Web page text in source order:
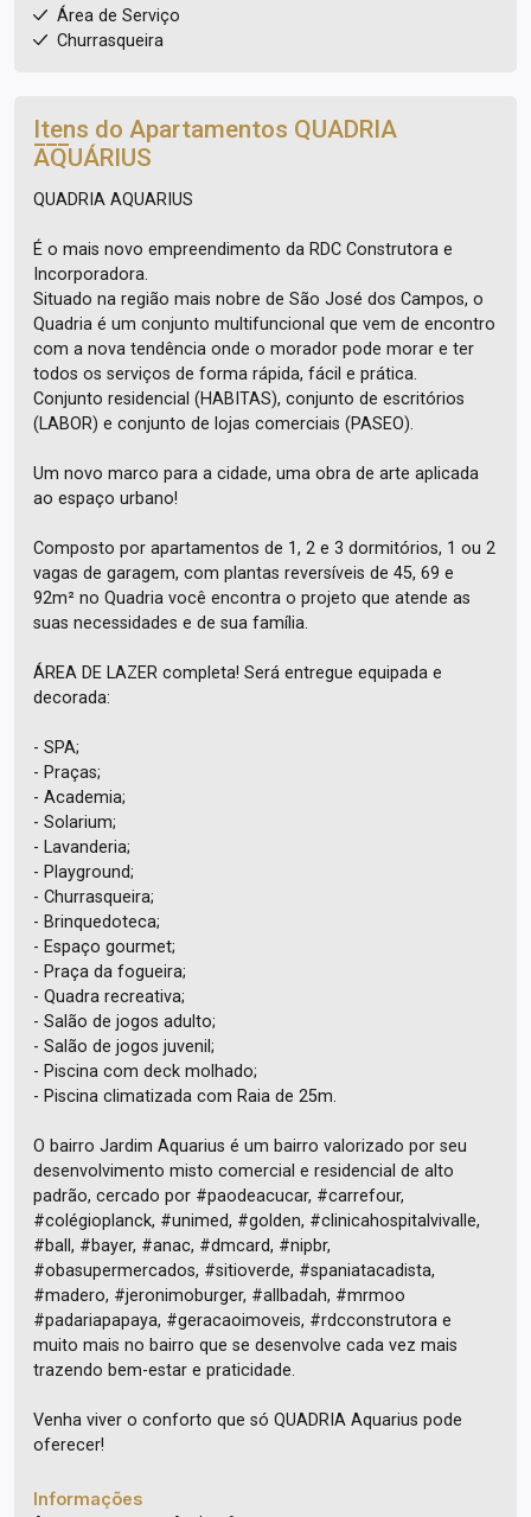
Área de Serviço
Churrasqueira
Itens do Apartamentos QUADRIA
AQUÁRIUS
QUADRIA AQUARIUS
É o mais novo empreendimento da RDC Construtora e
Incorporadora.
Situado na região mais nobre de São José dos Campos, o
Quadria é um conjunto multifuncional que vem de encontro
com a nova tendência onde o morador pode morar e ter
todos os serviços de forma rápida, fácil e prática.
Conjunto residencial (HABITAS), conjunto de escritórios
(LABOR) e conjunto de lojas comerciais (PASEO).
Um novo marco para a cidade, uma obra de arte aplicada
ao espaço urbano!
Composto por apartamentos de 1, 2 e 3 dormitórios, 1 ou 2
vagas de garagem, com plantas reversíveis de 45, 69 e
92m² no Quadria você encontra o projeto que atende as
suas necessidades e de sua família.
ÁREA DE LAZER completa! Será entregue equipada e
decorada:
- SPA;
- Praças;
- Academia;
- Solarium;
- Lavanderia;
- Playground;
- Churrasqueira;
- Brinquedoteca;
- Espaço gourmet;
- Praça da fogueira;
- Quadra recreativa;
- Salão de jogos adulto;
- Salão de jogos juvenil;
- Piscina com deck molhado;
- Piscina climatizada com Raia de 25m.
O bairro Jardim Aquarius é um bairro valorizado por seu
desenvolvimento misto comercial e residencial de alto
padrão, cercado por #paodeacucar, #carrefour,
#colégioplanck, #unimed, #golden, #clinicahospitalvivalle,
#ball, #bayer, #anac, #dmcard, #nipbr,
#obasupermercados, #sitioverde, #spaniatacadista,
#madero, #jeronimoburger, #allbadah, #mrmoo
#padariapapaya, #geracaoimoveis, #rdcconstrutora e
muito mais no bairro que se desenvolve cada vez mais
trazendo bem-estar e praticidade.
Venha viver o conforto que só QUADRIA Aquarius pode
oferecer!
Informações